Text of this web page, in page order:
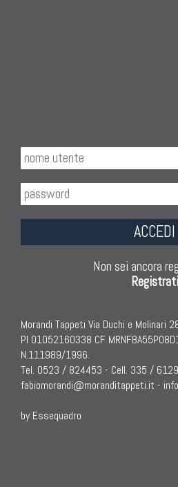
TAPPETI ANTICHI DA COLLEZIONE
Tappeti Anatolici Antichi
Tappeti Cinesi Antichi
Tappeti Turcomanni Antichi
ACCEDI
Non sei ancora
Registrati
Morandi Tappeti Via Duchi e Molinari
PI 01052160338 CF
N.111989/1996.
Tel. 0523 / 824453 - Cell. 335 /
fabiomorandi@moranditappeti.it -
by Essequadro